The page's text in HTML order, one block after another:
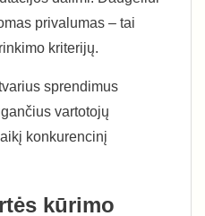
privalumas – tai
kriterijų.
sprendimus
vartotojų
konkurencinį
kūrimo